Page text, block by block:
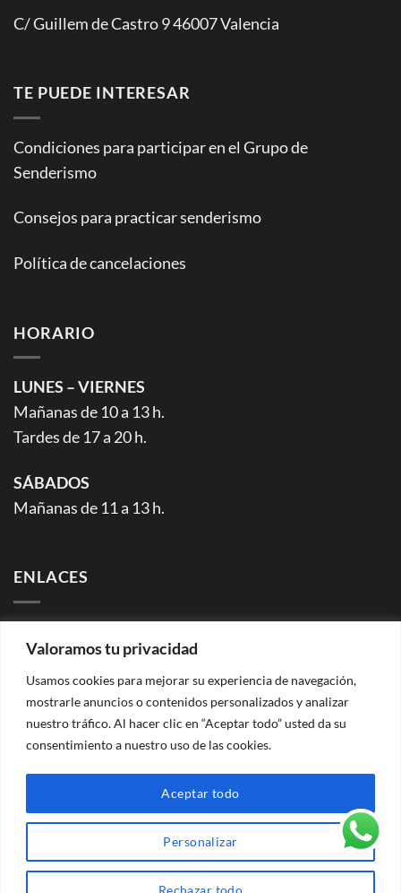
Valoramos tu privacidad
Usamos cookies para mejorar su experiencia de navegación,
mostrarle anuncios o contenidos personalizados y analizar
nuestro tráfico. Al hacer clic en “Aceptar todo” usted da su
consentimiento a nuestro uso de las cookies.
Personalizar
Rechazar todo
Aceptar todo
C/ Guillem de Castro 9 46007 Valencia
TE PUEDE INTERESAR
Condiciones para participar en el Grupo de
Senderismo
Consejos para practicar senderismo
Política de cancelaciones
HORARIO
LUNES – VIERNES
Mañanas de 10 a 13 h.
Tardes de 17 a 20 h.
SÁBADOS
Mañanas de 11 a 13 h.
ENLACES
Facebook (grupo)
Instagram
WhatsApp (grupo info rutas)
YouTube
Aviso legal | Política de privacidad |
Cookies| Condiciones de contratación |Agencia de Viajes